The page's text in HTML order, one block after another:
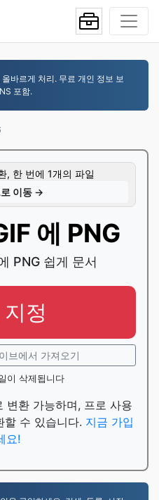
바르게 처리. 무료 개인 정보 보
포함.
, 한 번에 1개의 파일
이동 →
에 PNG
PNG 쉽게 문서
정
브에서 가져오기
이 삭제됩니다
변환 가능하며, 프로 사용
할 수 있습니다. 지금 가입
요!